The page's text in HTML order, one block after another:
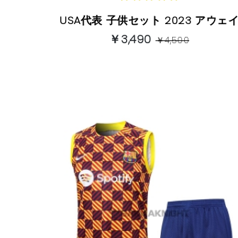
USA代表 子供セット 2023 アウェイ
￥3,490￥4,500